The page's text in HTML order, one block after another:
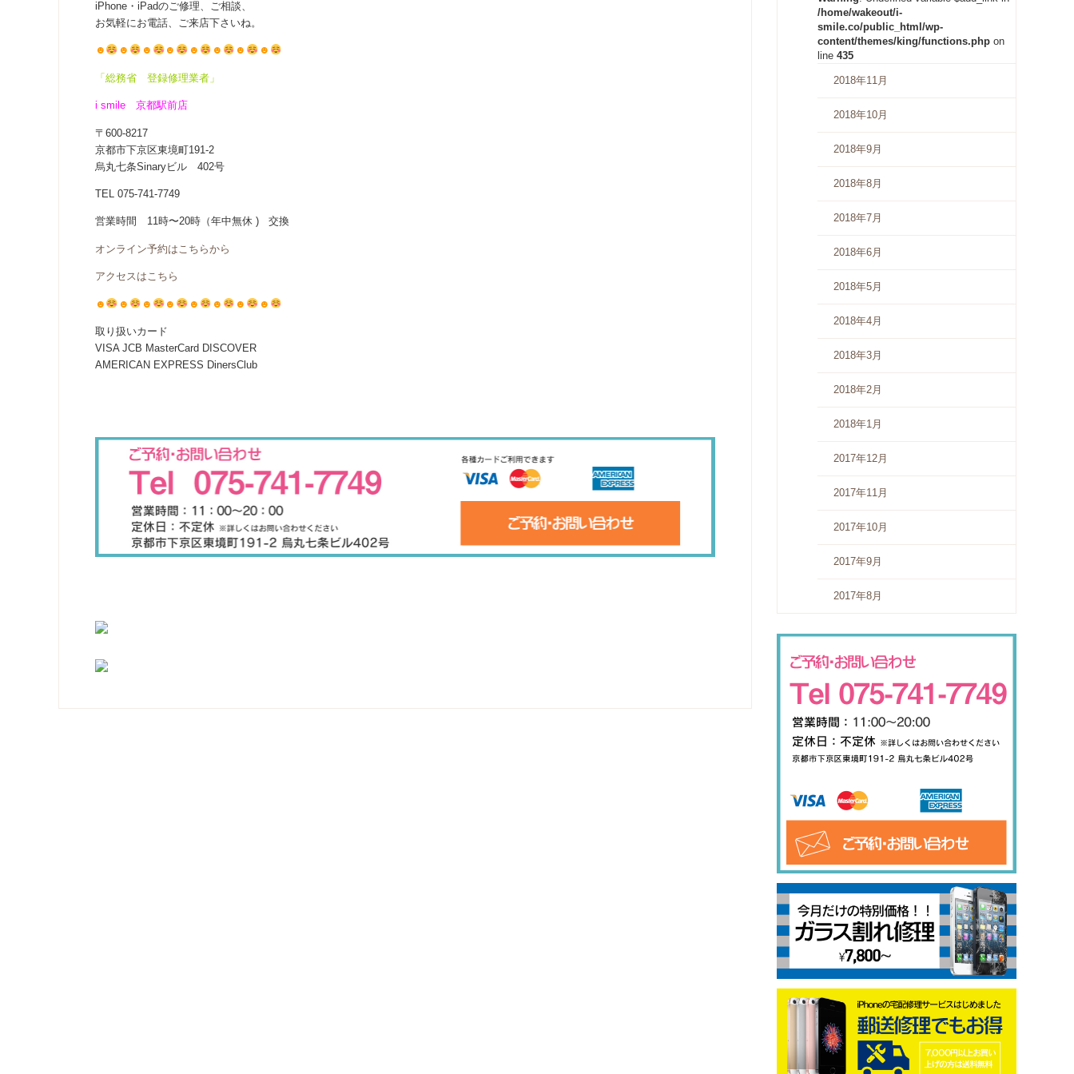
iPhone・iPadのご修理、ご相談、
お気軽にお電話、ご来店下さいね。
☻ ☻ ☻ ☻ ☻ ☻ ☻ ☻
「総務省 登録修理業者」
i smile 京都駅前店
〒600-8217
京都市下京区東境町191-2
烏丸七条Sinaryビル 402号
TEL 075-741-7749
営業時間 11時〜20時（年中無休 ) 交換
オンライン予約はこちらから
アクセスはこちら
☻ ☻ ☻ ☻ ☻ ☻ ☻ ☻
取り扱いカード
VISA JCB MasterCard DISCOVER
AMERICAN EXPRESS DinersClub
/home/wakeout/i-
smile.co/public_html/wp-
content/themes/king/functions.phpon
line 435
2018年11月
2018年10月
2018年9月
2018年8月
2018年7月
2018年6月
2018年5月
2018年4月
2018年3月
2018年2月
2018年1月
2017年12月
2017年11月
2017年10月
2017年9月
2017年8月